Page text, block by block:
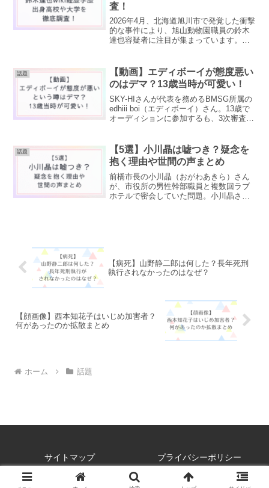
査！
2026年4月、北海道旭川市で発覚した衝撃
的な事件により、旭山動物園職員の鈴木
達也容疑者に注目が集まっています。ネ
れまでどんな仕事をしていたのか？とい
った点に関心が高ま...
話題
【動画】エディボーイが態度悪い
のはデマ？13歳当時が可愛い！
SKY-HIさんが代表を務めるBMSG所属の
edhiii boi（エディボーイ）さん。13歳で
オーディションに参加するも、3次審査で
ビューを果たしまし...
話題
【5選】小川晶は嘘つき？疑念を
抱く理由や世間の声まとめ
前橋市長の小川晶（おがわあきら）さん
が、市役所の男性幹部職員と複数回ラブ
ホテルで密会していた問題。小川晶さん
【病死】山野静二郎は何した？長年死刑
執行されなかったのはなぜ？
【顔画像】西本知花子はいじめ加害者？
何があったのか拡散まとめ
ホーム 話題
サイトマップ プライバシーポリシー
© 2025 トレスタブログ.